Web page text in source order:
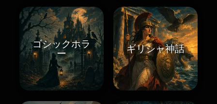
ゴシックホラ
ー
ギリシャ神話